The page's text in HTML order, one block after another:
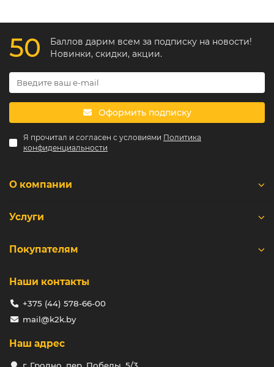
50
Баллов дарим всем за подписку на новости!
Новинки, скидки, акции.
Оформить подписку
Я прочитал и согласен с условиями Политика
конфиденциальности
О компании
Услуги
Покупателям
Наши контакты
+375 (44) 578-66-00
mail@k2k.by
Наш адрес